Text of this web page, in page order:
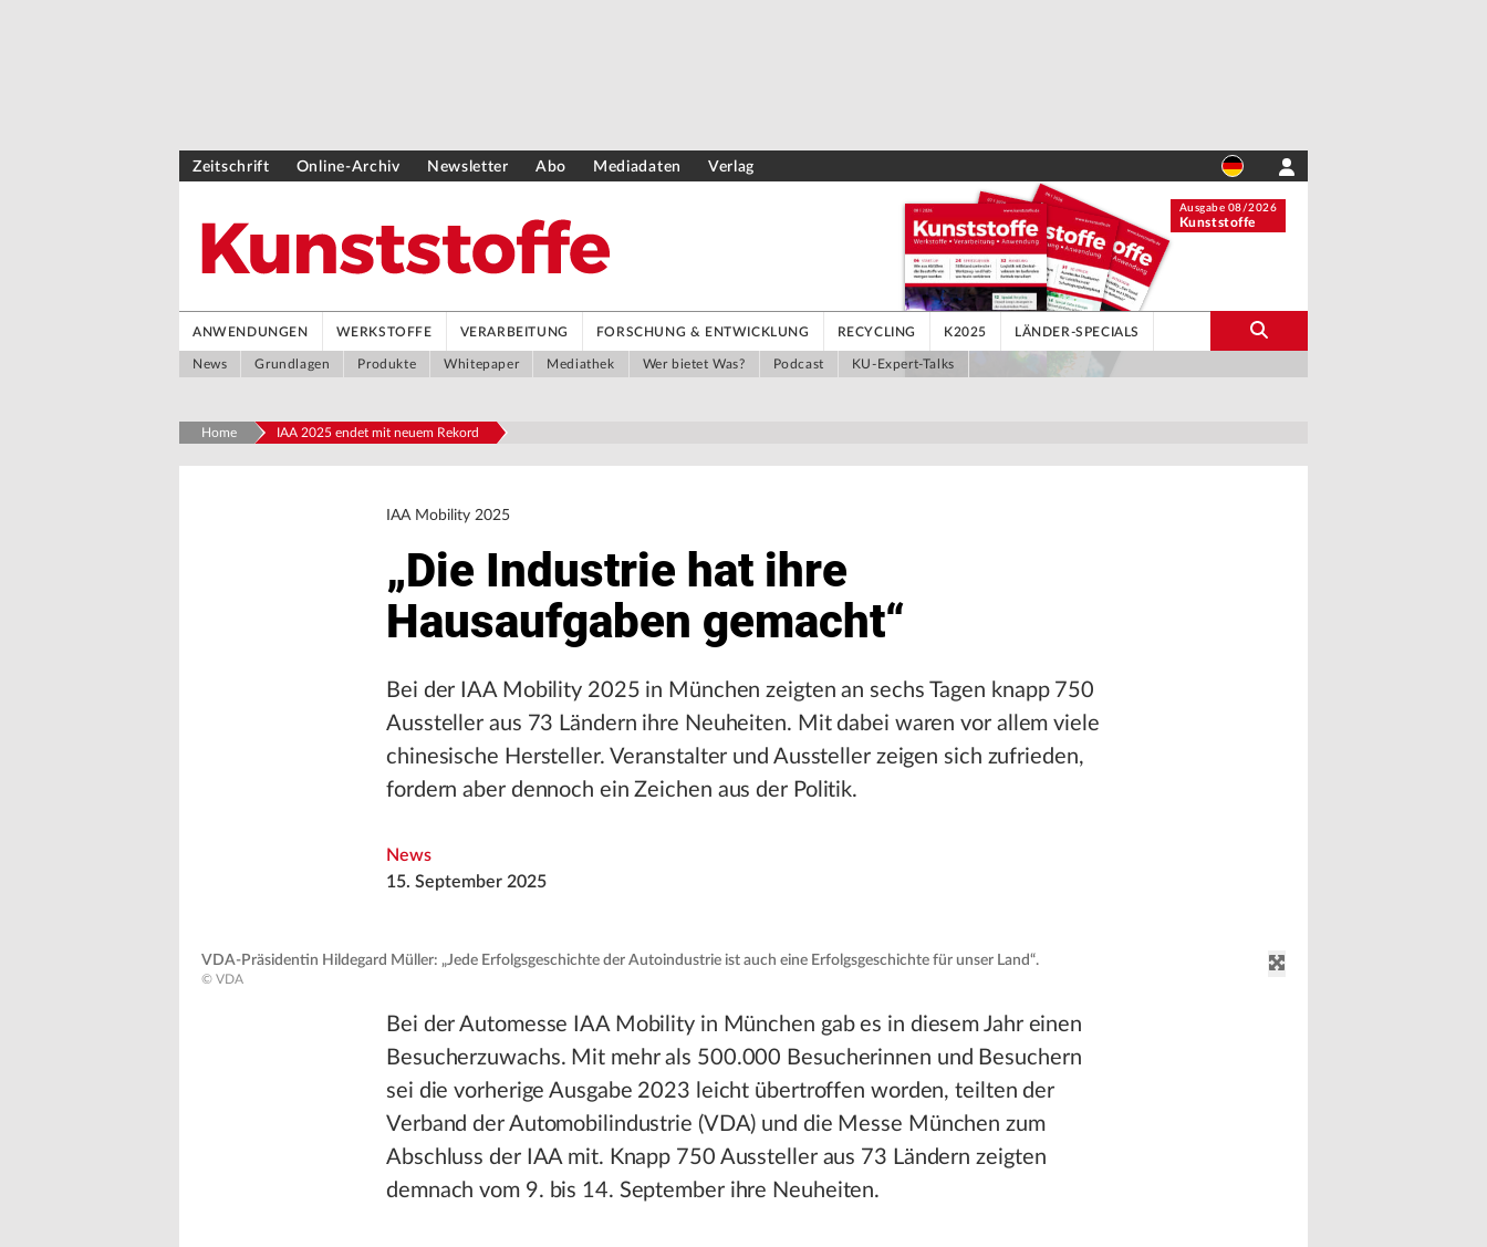
Zeitschrift Online-Archiv Newsletter Abo Mediadaten Verlag
Ausgabe 08/2026
Kunststoffe
ANWENDUNGEN WERKSTOFFE VERARBEITUNG FORSCHUNG & ENTWICKLUNG RECYCLING K2025 LÄNDER-SPECIALS
News Grundlagen Produkte Whitepaper Mediathek Wer bietet Was? Podcast KU-Expert-Talks
Home IAA 2025 endet mit neuem Rekord
IAA Mobility 2025
„Die Industrie hat ihre
Hausaufgaben gemacht“
Bei der IAA Mobility 2025 in München zeigten an sechs Tagen knapp 750
Aussteller aus 73 Ländern ihre Neuheiten. Mit dabei waren vor allem viele
chinesische Hersteller. Veranstalter und Aussteller zeigen sich zufrieden,
fordern aber dennoch ein Zeichen aus der Politik.
News
15. September 2025
VDA-Präsidentin Hildegard Müller: „Jede Erfolgsgeschichte der Autoindustrie ist auch eine Erfolgsgeschichte für unser Land“.
© VDA
Bei der Automesse IAA Mobility in München gab es in diesem Jahr einen
Besucherzuwachs. Mit mehr als 500.000 Besucherinnen und Besuchern
sei die vorherige Ausgabe 2023 leicht übertroffen worden, teilten der
Verband der Automobilindustrie (VDA) und die Messe München zum
Abschluss der IAA mit. Knapp 750 Aussteller aus 73 Ländern zeigten
demnach vom 9. bis 14. September ihre Neuheiten.